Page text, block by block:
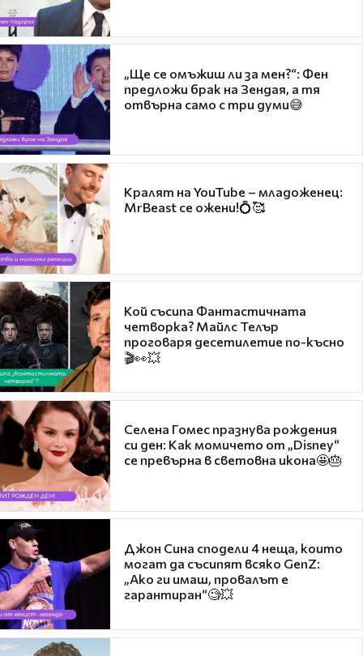
„Ще се омъжиш ли за мен?“: Фен
предложи брак на Зендая, а тя
отвърна само с три думи😅
Кралят на YouTube – младоженец:
MrBeast се ожени!💍🥰
Кой съсипа Фантастичната
четворка? Майлс Телър
проговаря десетилетие по-късно
🎬👀💥
Селена Гомес празнува рождения
си ден: Как момичето от „Disney“
се превърна в световна икона🤩🎂
Джон Сина сподели 4 неща, които
могат да съсипят всяко GenZ:
„Ако ги имаш, провалът е
гарантиран“🧐💥